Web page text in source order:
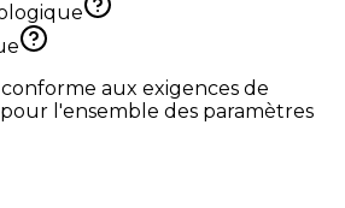
aux exigences de
l'ensemble des paramètres